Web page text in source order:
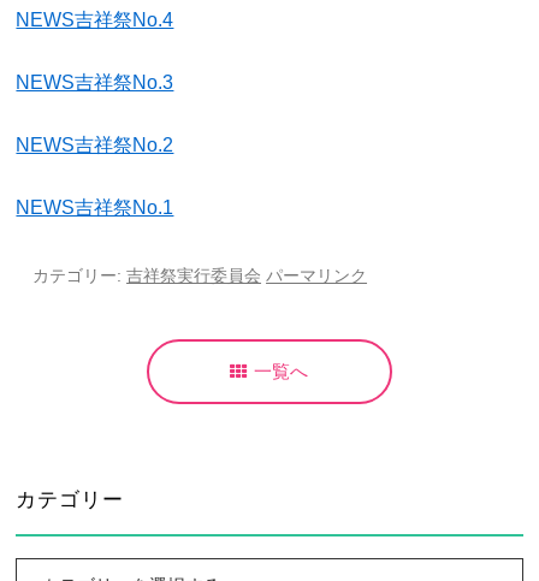
委員会活動・部活動
生徒居住地・通学時間
進路プログラム
国際交流
国際交流行事 1年留学の制度
NEWS吉祥祭No.4
NEWS吉祥祭No.3
NEWS吉祥祭No.2
NEWS吉祥祭No.1
カテゴリー:吉祥祭実行委員会 パーマリンク
一覧へ
カテゴリー